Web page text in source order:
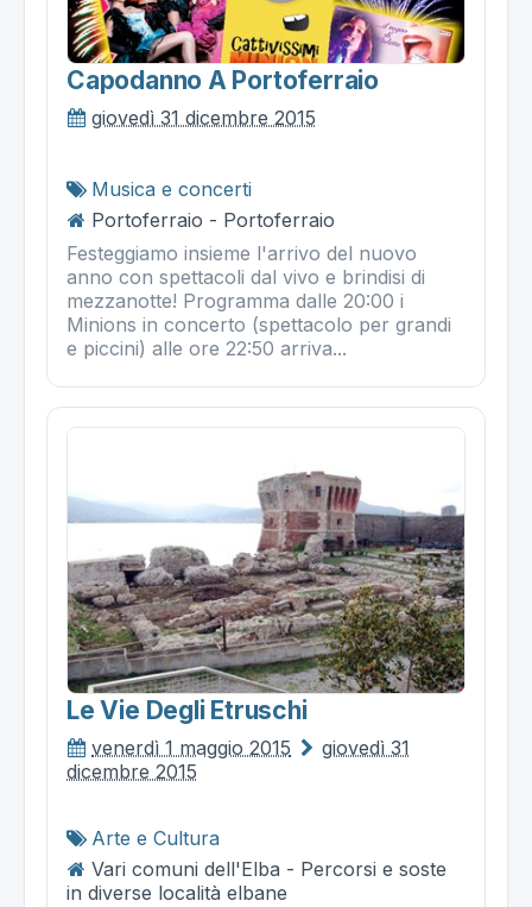
Capodanno A Portoferraio
giovedì 31 dicembre 2015
Musica e concerti
Portoferraio - Portoferraio
Festeggiamo insieme l'arrivo del nuovo
anno con spettacoli dal vivo e brindisi di
mezzanotte! Programma dalle 20:00 i
Minions in concerto (spettacolo per grandi
e piccini) alle ore 22:50 arriva...
Le Vie Degli Etruschi
venerdì 1 maggio 2015
giovedì 31
dicembre 2015
Arte e Cultura
Vari comuni dell'Elba - Percorsi e soste
in diverse località elbane